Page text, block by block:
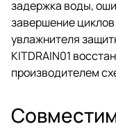
задержка воды,
завершение
увлажнителя
KITDRAIN01
производителем